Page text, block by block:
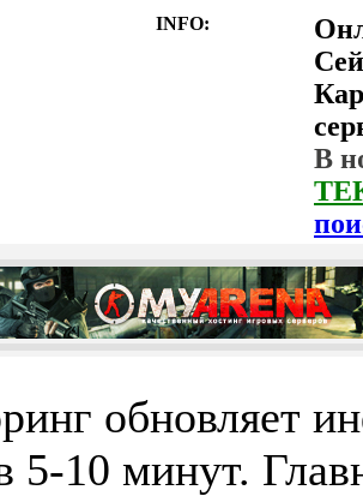
INFO:
В
обновляет
5-10 минут.